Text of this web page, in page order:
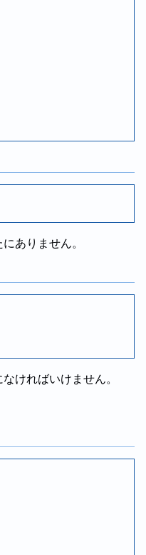
ありません。
ければいけません。